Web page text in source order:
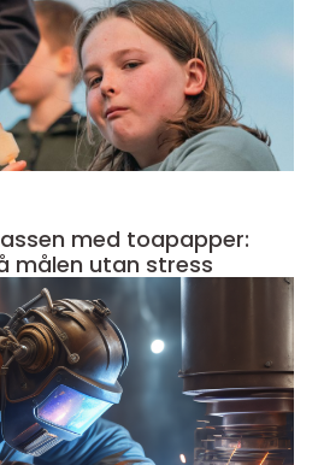
med toapapper:
målen utan stress